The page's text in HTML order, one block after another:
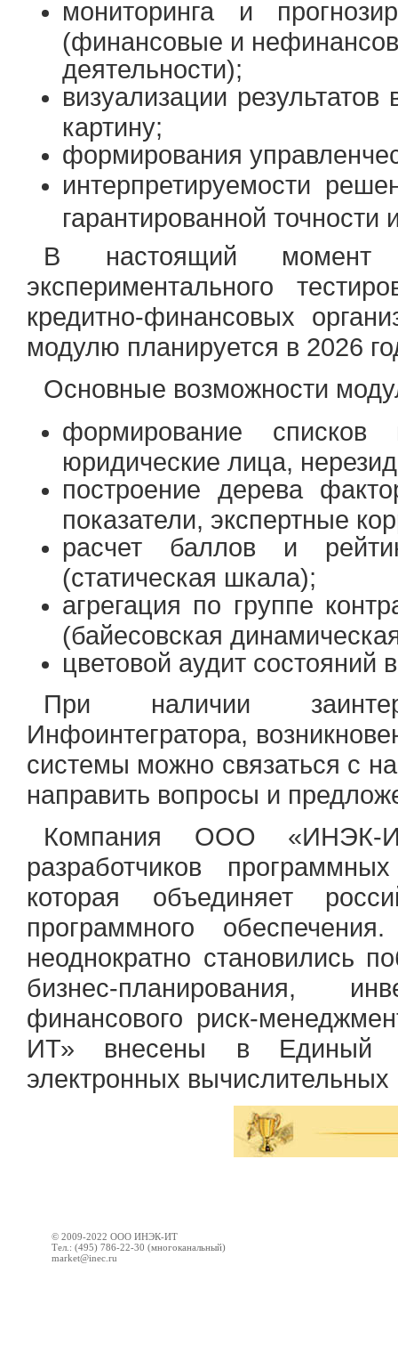
мониторинга и
(финансовые и
деятельности);
визуализации
картину;
формирования
интерпретируемости
гарантированной точности
В настоящий момент
экспериментального
кредитно-финансовых
модулю планируется в 2026
Основные возможности
формирование списков
юридические лица,
построение дерева
показатели, экспертные
расчет баллов и
(статическая шкала);
агрегация по группе
(байесовская
цветовой аудит состояний
При наличии
Инфоинтегратора,
системы можно связаться с
направить вопросы и
Компания ООО «ИНЭК-
разработчиков
которая объединяет
программного
неоднократно становились
бизнес-планирования,
финансового риск-
ИТ» внесены в Единый
электронных
© 2009-2022 ООО ИНЭК-ИТ
Тел.: (495) 786-22-30 (многоканальный)
market@inec.ru